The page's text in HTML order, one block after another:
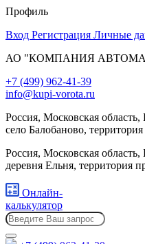
Профиль
Вход Регистрация Личные
АО "КОМПАНИЯ
+7 (499) 962-41-39
info@kupi-vorota.ru
Россия, Московская область,
село Балобаново,
Россия, Московская область,
деревня Ельня, территория
Онлайн-
калькулятор